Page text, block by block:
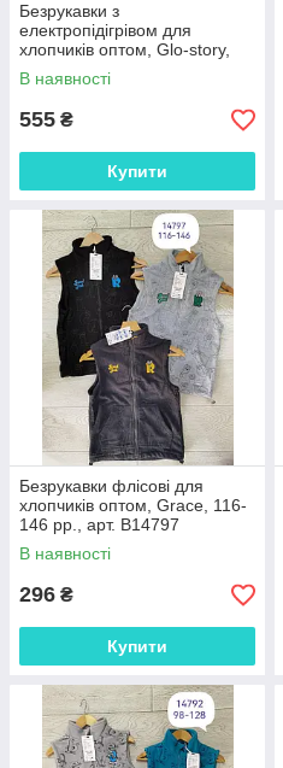
Безрукавки з
електропідігрівом для
хлопчиків оптом, Glo-story,
140-170 см, арт. BMJ-3190
В наявності
555 ₴
Купити
Безрукавки флісові для
хлопчиків оптом, Grace, 116-
146 рр., арт. B14797
В наявності
296 ₴
Купити